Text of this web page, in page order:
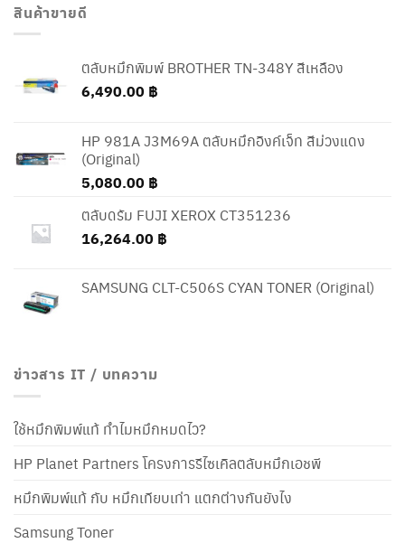
สินค้าขายดี
ตลับหมึกพิมพ์ BROTHER TN-348Y สีเหลือง
6,490.00 ฿
HP 981A J3M69A ตลับหมึกอิงค์เจ็ท สีม่วงแดง
(Original)
5,080.00 ฿
ตลับดรัม FUJI XEROX CT351236
16,264.00 ฿
SAMSUNG CLT-C506S CYAN TONER (Original)
ข่าวสาร IT / บทความ
ใช้หมึกพิมพ์แท้ ทำไมหมึกหมดไว?
HP Planet Partners โครงการรีไซเคิลตลับหมึกเอชพี
หมึกพิมพ์แท้ กับ หมึกเทียบเท่า แตกต่างกันยังไง
Samsung Toner